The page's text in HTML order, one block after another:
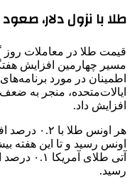
طلا با نزول دلار،
قیمت طلا در معاملات روز
مسیر چهارمین افزایش
اطمینان در مورد
ایالات‌متحده، منجر به ضعف
افزایش داد.
رسید.